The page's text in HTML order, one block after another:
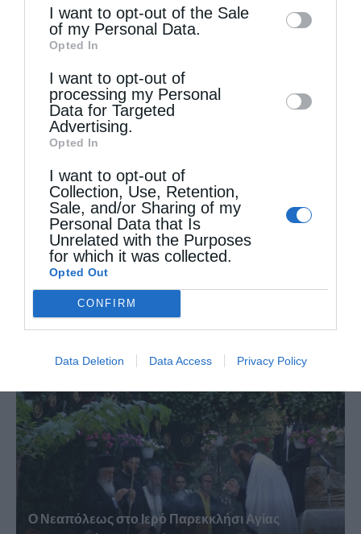
information may also be disclosed by us to
third parties on theIAB’s List of
Downstream Participants
disclose it to other third parties.
I want to opt-out of the Sale
of my Personal Data.
Opted In
I want to opt-out of
processing my Personal
Data for Targeted
Advertising.
Opted In
I want to opt-out of
Collection, Use, Retention,
Sale, and/or Sharing of my
Personal Data that Is
Unrelated with the Purposes
for which it was collected.
Opted Out
CONFIRM
Data Deletion Data Access Privacy Policy
Δημητριάδος Ιγνάτιος: «Ο Ναός είναι ο τόπος της...
Η πανήγυρις της Μεταμορφώσεως του Σωτήρος
στη Θεσσαλονίκη
Ο Νεαπόλεως στο Ιερό Παρεκκλήσι Αγίας